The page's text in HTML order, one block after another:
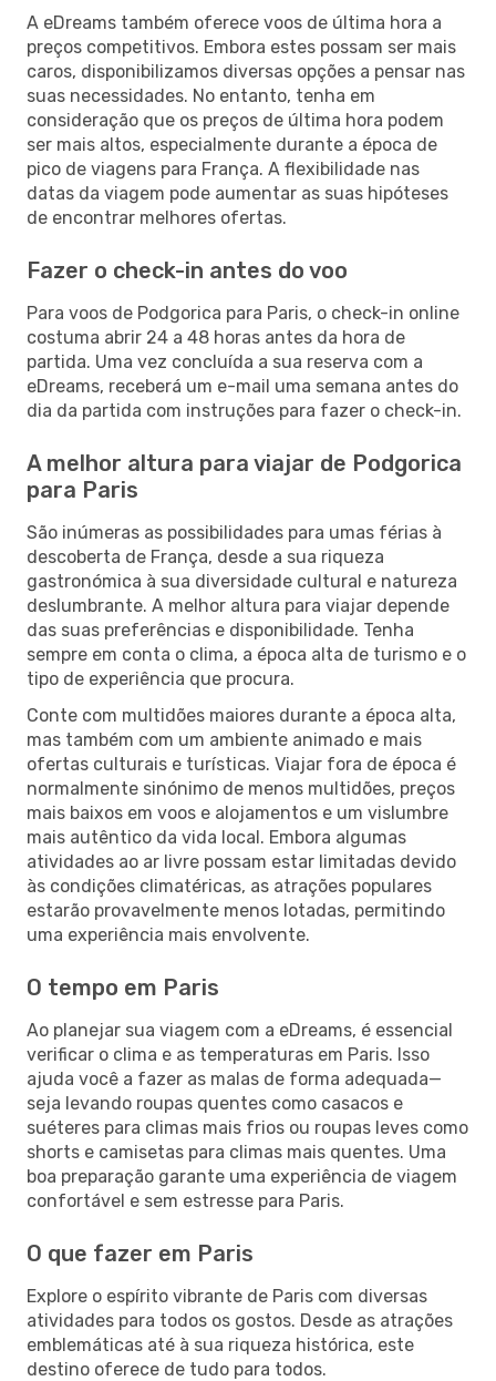
A eDreams também oferece voos de última hora a
preços competitivos. Embora estes possam ser mais
caros, disponibilizamos diversas opções a pensar nas
suas necessidades. No entanto, tenha em
consideração que os preços de última hora podem
ser mais altos, especialmente durante a época de
pico de viagens para França. A flexibilidade nas
datas da viagem pode aumentar as suas hipóteses
de encontrar melhores ofertas.
Fazer o check-in antes do voo
Para voos de Podgorica para Paris, o check-in online
costuma abrir 24 a 48 horas antes da hora de
partida. Uma vez concluída a sua reserva com a
eDreams, receberá um e-mail uma semana antes do
dia da partida com instruções para fazer o check-in.
A melhor altura para viajar de Podgorica
para Paris
São inúmeras as possibilidades para umas férias à
descoberta de França, desde a sua riqueza
gastronómica à sua diversidade cultural e natureza
deslumbrante. A melhor altura para viajar depende
das suas preferências e disponibilidade. Tenha
sempre em conta o clima, a época alta de turismo e o
tipo de experiência que procura.
Conte com multidões maiores durante a época alta,
mas também com um ambiente animado e mais
ofertas culturais e turísticas. Viajar fora de época é
normalmente sinónimo de menos multidões, preços
mais baixos em voos e alojamentos e um vislumbre
mais autêntico da vida local. Embora algumas
atividades ao ar livre possam estar limitadas devido
às condições climatéricas, as atrações populares
estarão provavelmente menos lotadas, permitindo
uma experiência mais envolvente.
O tempo em Paris
Ao planejar sua viagem com a eDreams, é essencial
verificar o clima e as temperaturas em Paris. Isso
ajuda você a fazer as malas de forma adequada—
seja levando roupas quentes como casacos e
suéteres para climas mais frios ou roupas leves como
shorts e camisetas para climas mais quentes. Uma
boa preparação garante uma experiência de viagem
confortável e sem estresse para Paris.
O que fazer em Paris
Explore o espírito vibrante de Paris com diversas
atividades para todos os gostos. Desde as atrações
emblemáticas até à sua riqueza histórica, este
destino oferece de tudo para todos.